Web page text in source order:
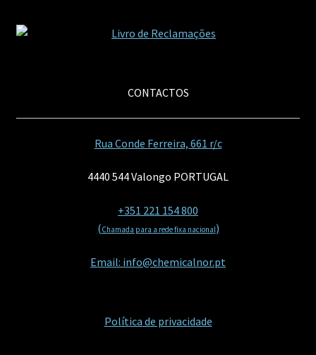
CONTACTOS
Rua Conde Ferreira, 661 r/c
4440 544 Valongo PORTUGAL
+351 221 154 800
(Chamada para a rede fixa nacional)
Email: info@chemicalnor.pt
Política de privacidade